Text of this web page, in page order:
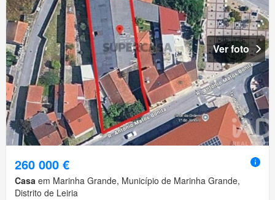
Ver foto
260 000 €
Casa em Marinha Grande, Município de Marinha Grande,
Distrito de Leiria